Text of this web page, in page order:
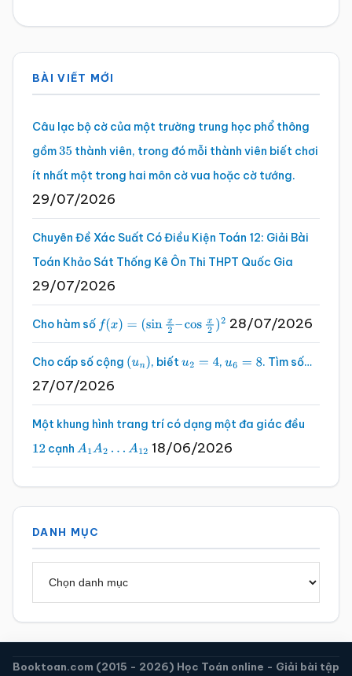
Sidebar
chính
BÀI VIẾT MỚI
Câu lạc bộ cờ của một trường trung học phổ thông
gồm35 thành viên, trong đó mỗi thành viên biết chơi
ít nhất một trong hai môn cờ vua hoặc cờ tướng.
29/07/2026
Chuyên Đề Xác Suất Có Điều Kiện Toán 12: Giải Bài
Toán Khảo Sát Thống Kê Ôn Thi THPT Quốc Gia
29/07/2026
Cho hàm số f(x)=(sinx2 –cosx2 )2 28/07/2026
Cho cấp số cộng (un), biếtu2 =4 , u6 =8 . Tìm số…
27/07/2026
Một khung hình trang trí có dạng một đa giác đều
12 cạnh A1A2…A 12 18/06/2026
DANH MỤC
Booktoan.com (2015 - 2026) Học Toán online - Giải bài tập